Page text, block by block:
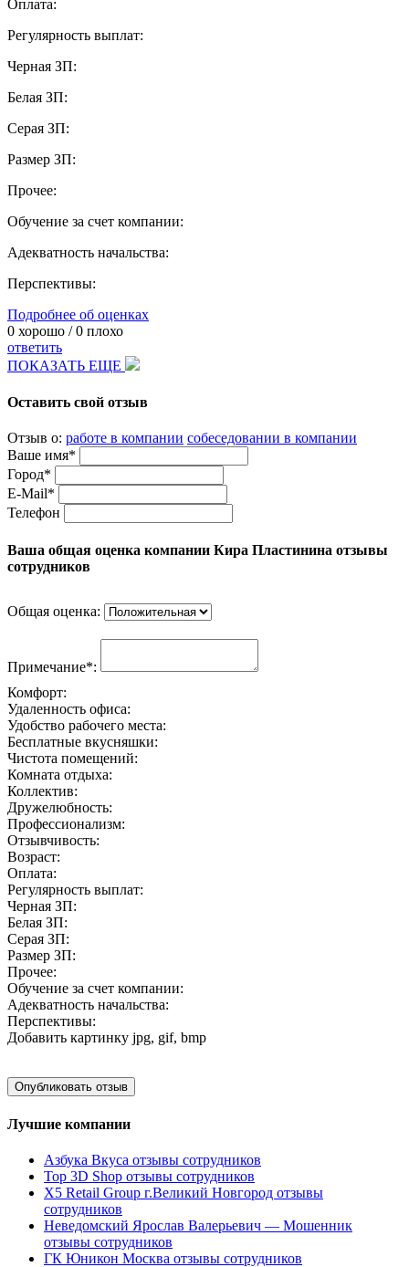
Оплата:
Регулярность выплат:
Черная ЗП:
Белая ЗП:
Серая ЗП:
Размер ЗП:
Прочее:
Обучение за счет компании:
Адекватность начальства:
Перспективы:
Подробнее об оценках
0 хорошо /0 плохо
ответить
ПОКАЗАТЬ ЕЩЕ
Оставить свой отзыв
Отзыв о: работе в компании собеседовании в компании
Ваше имя*
Город*
E-Mail*
Телефон
Ваша общая оценка компании Кира Пластинина отзывы
сотрудников
Общая оценка:
Примечание*:
Комфорт:
Удаленность офиса:
Удобство рабочего места:
Бесплатные вкусняшки:
Чистота помещений:
Комната отдыха:
Коллектив:
Дружелюбность:
Профессионализм:
Отзывчивость:
Возраст:
Оплата:
Регулярность выплат:
Черная ЗП:
Белая ЗП:
Серая ЗП:
Размер ЗП:
Прочее:
Обучение за счет компании:
Адекватность начальства:
Перспективы:
Добавить картинку jpg, gif, bmp
Лучшие компании
Азбука Вкуса отзывы сотрудников
Top 3D Shop отзывы сотрудников
X5 Retail Group г.Великий Новгород отзывы
сотрудников
Неведомский Ярослав Валерьевич — Мошенник
отзывы сотрудников
ГК Юникон Москва отзывы сотрудников